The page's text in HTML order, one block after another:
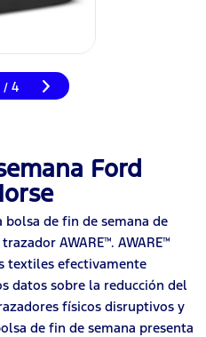
/ 4
Ford
de fin de semana de
AWARE™. AWARE™
textiles efectivamente
datos sobre la reducción del
físicos disruptivos y
de fin de semana presenta